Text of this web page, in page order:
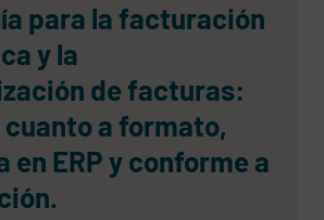
para la facturación
y la
de facturas:
cuanto a formato,
en ERP y conforme a